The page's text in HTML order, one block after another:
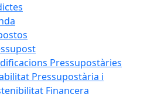
Pressupostàries
Pressupostària i
Financera